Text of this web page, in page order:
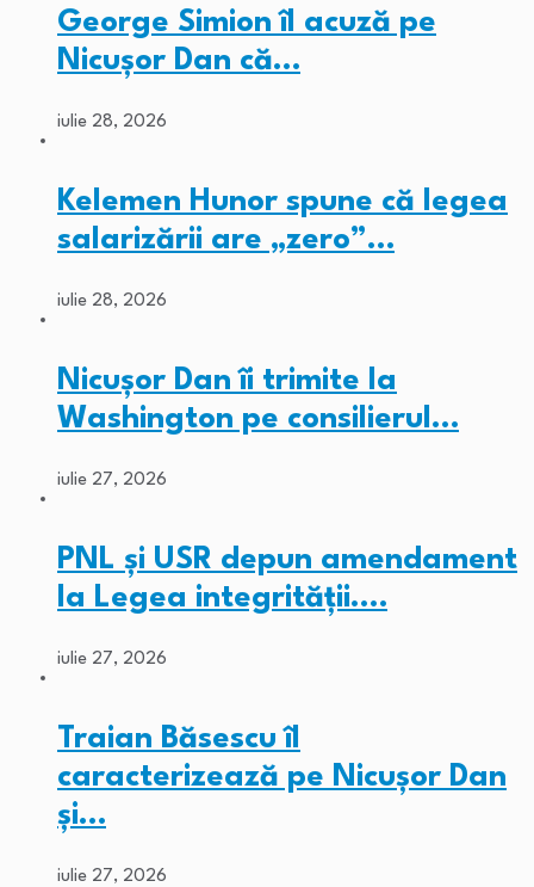
George Simion îl acuză pe
Nicușor Dan că…
iulie 28, 2026
Kelemen Hunor spune că legea
salarizării are „zero”…
iulie 28, 2026
Nicușor Dan îi trimite la
Washington pe consilierul…
iulie 27, 2026
PNL și USR depun amendament
la Legea integrității.…
iulie 27, 2026
Traian Băsescu îl
caracterizează pe Nicușor Dan
și…
iulie 27, 2026